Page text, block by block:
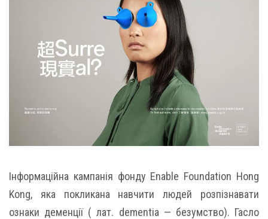
Інформаційна кампанія фонду Enable Foundation Hong
Kong, яка покликана навчити людей розпізнавати
ознаки деменції ( лат. dementia — безумство). Гасло